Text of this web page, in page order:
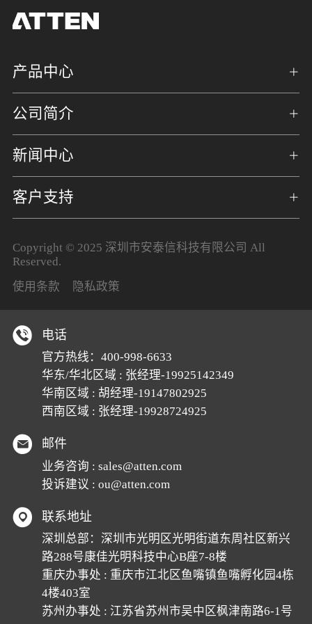
产品中心
公司简介
新闻中心
客户支持
Copyright © 2025 深圳市安泰信科技有限公司 All
Reserved.
使用条款
隐私政策
电话
官方热线： 400-998-6633
华东/华北区域 : 张经理-19925142349
华南区域 : 胡经理-19147802925
西南区域 : 张经理-19928724925
邮件
业务咨询 : sales@atten.com
投诉建议 : ou@atten.com
联系地址
深圳总部：深圳市光明区光明街道东周社区新兴
路288号康佳光明科技中心B座7-8楼
重庆办事处 : 重庆市江北区鱼嘴镇鱼嘴孵化园4栋
4楼403室
苏州办事处 : 江苏省苏州市吴中区枫津南路6-1号